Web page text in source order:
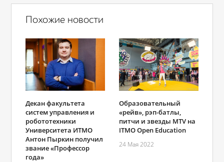
Похожие новости
Декан факультета
систем управления и
робототехники
Университета ИТМО
Антон Пыркин получил
звание «Профессор
года»
Образовательный
«рейв», рэп-батлы,
питчи и звезды MTV на
ITMO Open Education
24 Мая 2022